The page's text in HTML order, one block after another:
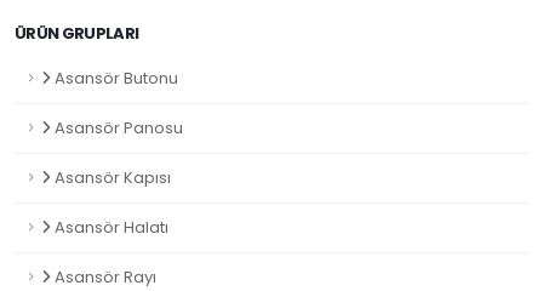
ÜRÜN GRUPLARI
Asansör Butonu
Asansör Panosu
Asansör Kapısı
Asansör Halatı
Asansör Rayı